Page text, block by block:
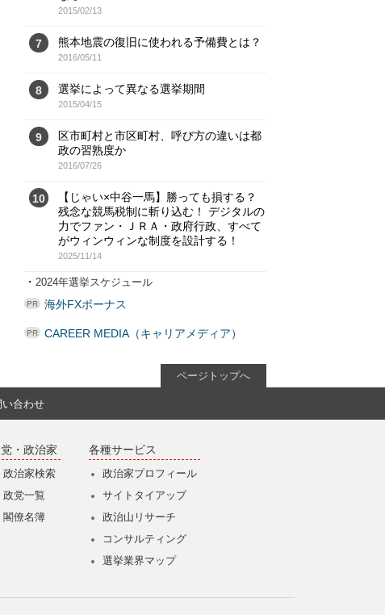
2015/02/13
7 熊本地震の復旧に使われる予備費とは？
2016/05/11
8 選挙によって異なる選挙期間
2015/04/15
9
区市町村と市区町村、呼び方の違いは都
政の習熟度か
2016/07/26
10
【じゃい×中谷一馬】勝っても損する？
残念な競馬税制に斬り込む！ デジタルの
力でファン・ＪＲＡ・政府行政、すべて
がウィンウィンな制度を設計する！
2025/11/14
・ 2024年選挙スケジュール
海外FXボーナス
CAREER MEDIA（キャリアメディア）
ページトップへ
い合わせ
・政治家
政治家検索
政党一覧
閣僚名簿
各種サービス
政治家プロフィール
サイトタイアップ
政治山リサーチ
コンサルティング
選挙業界マップ